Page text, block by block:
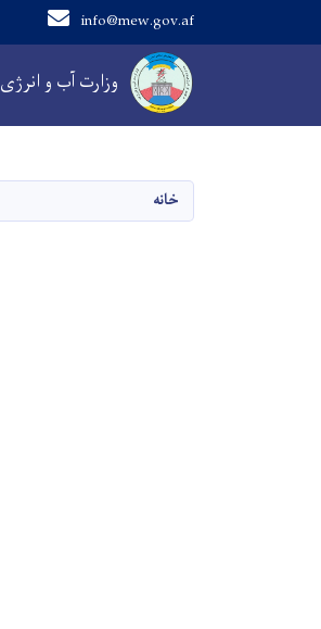
وزارت آب و انرژی
info@mew.gov.af
Main navigation
خانه